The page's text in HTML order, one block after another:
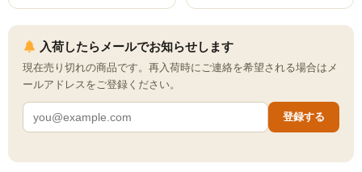
storz-bickel
DOTMOD
Arizer
入荷したらメールでお知らせします
現在売り切れの商品です。再入荷時にご連絡を希望される場合はメ
ールアドレスをご登録ください。
登録する